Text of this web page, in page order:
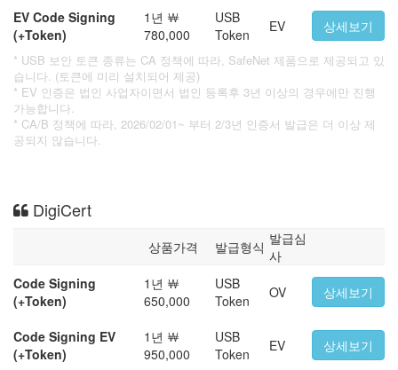
EV Code Signing
(+Token)
1년 ￦
780,000
USB
Token
EV 상세보기
* USB 보안 토큰 종류는 CA 정책에 따라, SafeNet 제품으로 제공되고 있
습니다. (토큰에 미리 설치되어 제공)
* EV 인증은 법인 사업자이면서 법인 등록후 3년 이상의 경우에만 진행
가능합니다.
* CA/B 정책에 따라, 2026/02/01~ 부터 2/3년 인증서 발급은 더 이상 제
공되지 않습니다.
DigiCert
상품가격 발급형식 발급심
사
Code Signing
(+Token)
1년 ￦
650,000
USB
Token
OV 상세보기
Code Signing EV
(+Token)
1년 ￦
950,000
USB
Token
EV 상세보기